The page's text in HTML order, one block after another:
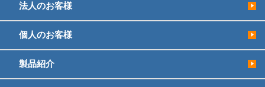
法人のお客様
個人のお客様
製品紹介